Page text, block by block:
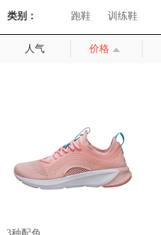
类别： 跑鞋 训练鞋
人气 价格